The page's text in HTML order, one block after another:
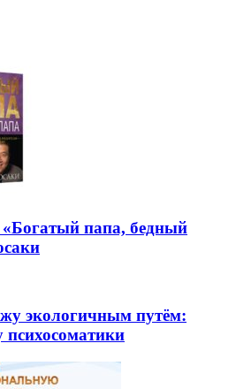
папа, бедный
экологичным путём:
психосоматики